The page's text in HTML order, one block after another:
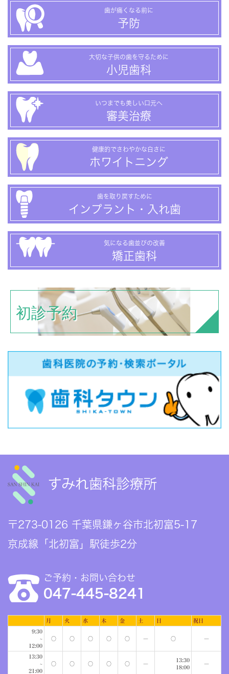
歯が痛くなる前に
予防
大切な子供の歯を守るために
小児歯科
いつまでも美しい口元へ
審美治療
健康的でさわやかな白さに
ホワイトニング
歯を取り戻すために
インプラント・入れ歯
気になる歯並びの改善
矯正歯科
初診予約
〒273-0126 千葉県鎌ヶ谷市北初富5-17
京成線「北初富」駅徒歩2分
ご予約・お問い合わせ
047-445-8241
月 火 水 木 金 土 日 祝日
9:30
~
12:00
○ ○ ○ ○ ○ ― ○ ―
13:30
~
21:00
○ ○ ○ ○ ○ ―
13:30
18:00
―